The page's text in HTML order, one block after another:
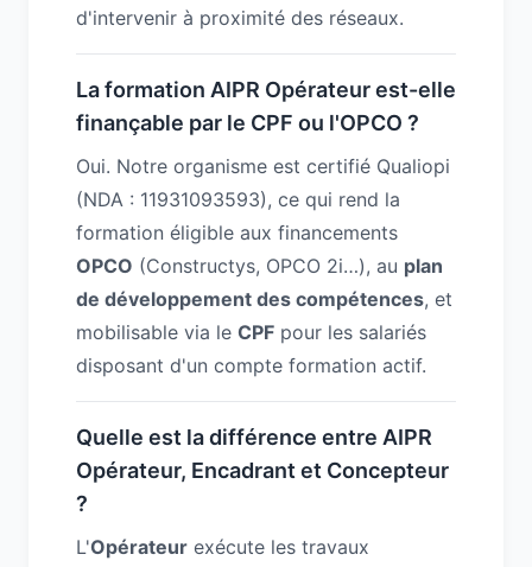
d'intervenir à proximité des réseaux.
La formation AIPR Opérateur est-elle
finançable par le CPF ou l'OPCO ?
Oui. Notre organisme est certifié Qualiopi
(NDA : 11931093593), ce qui rend la
formation éligible aux financements
OPCO (Constructys, OPCO 2i…), au plan
de développement des compétences, et
mobilisable via le CPF pour les salariés
disposant d'un compte formation actif.
Quelle est la différence entre AIPR
Opérateur, Encadrant et Concepteur
?
L'Opérateur exécute les travaux